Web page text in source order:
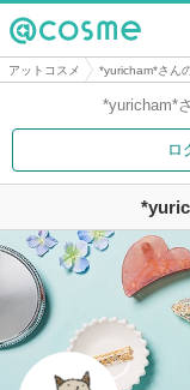
@cosme
アットコスメ *yuricham*さん
*yuricham*
ロ